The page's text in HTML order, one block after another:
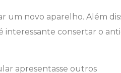
um novo aparelho. Além
interessante consertar o
apresentasse outros